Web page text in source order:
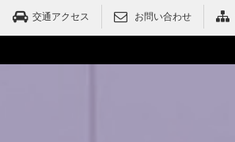
交通アクセス お問い合わせ